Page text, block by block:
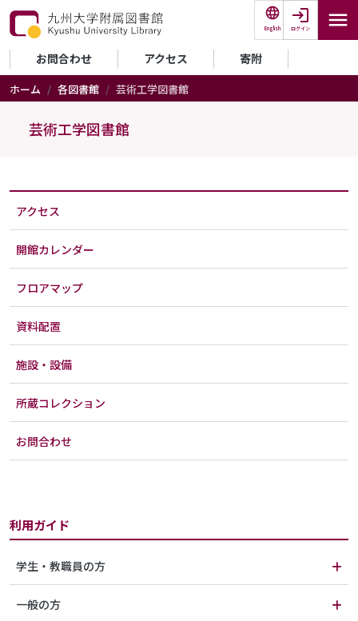
メインコンテンツに移動
English ログイン
セカンダリーメニュー
お問合わせ アクセス 寄附
ホーム 各図書館 芸術工学図書館
芸術工学図書館
アクセス
開館カレンダー
フロアマップ
資料配置
施設・設備
所蔵コレクション
お問合わせ
利用ガイド
学生・教職員の方
一般の方